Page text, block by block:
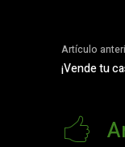
Artículo
¡Vende tu